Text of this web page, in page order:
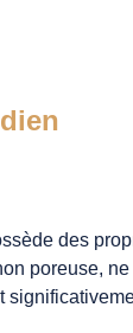
des
poreuse,